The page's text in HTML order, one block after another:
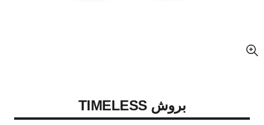
عرض مكبّر عن الصورة
بروش TIMELESS